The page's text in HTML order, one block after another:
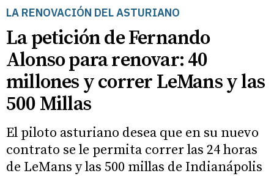
LA RENOVACIÓN DEL ASTURIANO
La petición de Fernando
Alonso para renovar: 40
millones y correr LeMans y las
500 Millas
El piloto asturiano desea que en su nuevo
contrato se le permita correr las 24 horas
de LeMans y las 500 millas de Indianápolis